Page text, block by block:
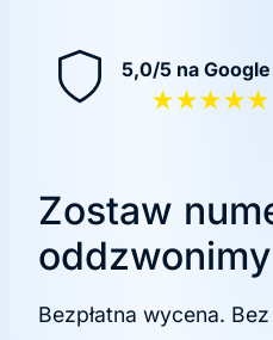
5,0/5 na Google
★★★★★
Zostaw
oddzwonimy
Bezpłatna wycena.